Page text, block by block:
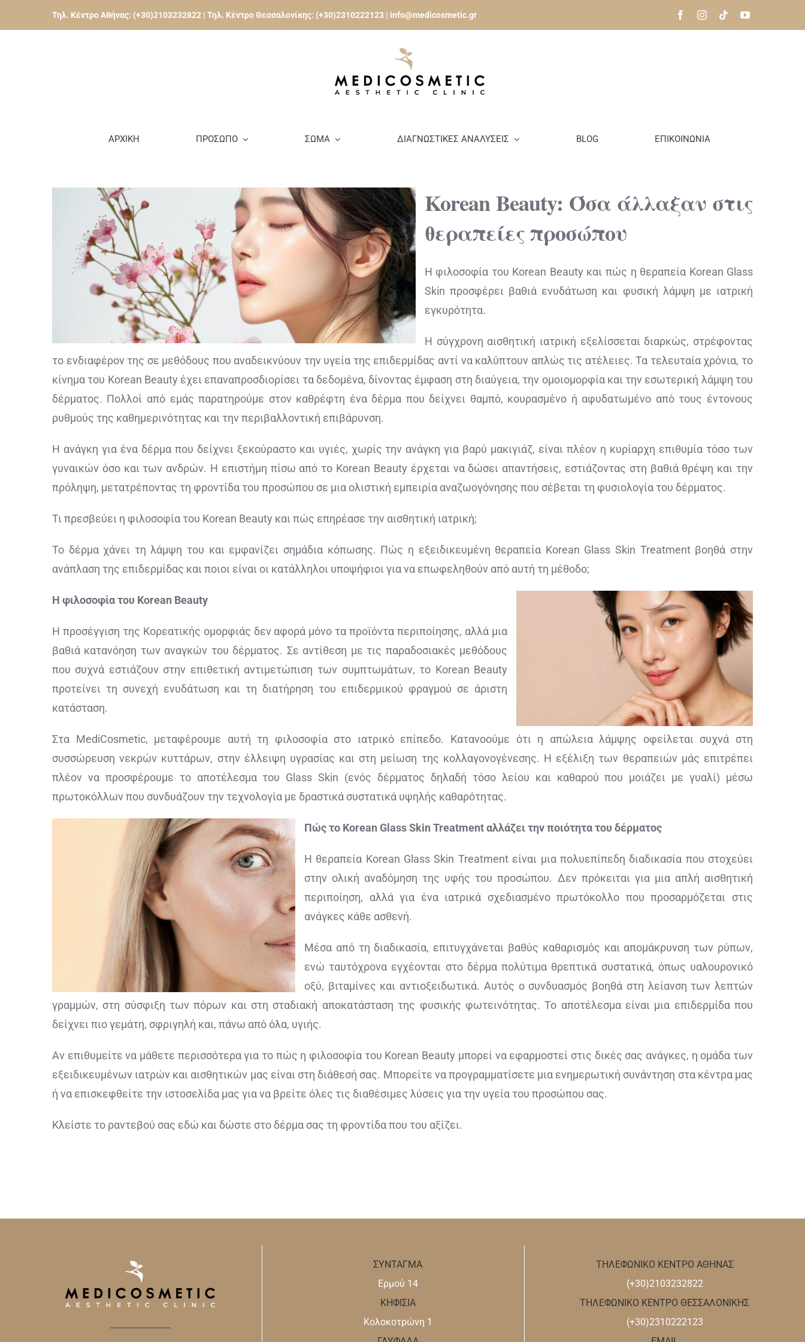
to
Τηλ. Κέντρο Αθήνας: (+30)2103232822| Τηλ. Κέντρο Θεσσαλονίκης: (+30)2310222123| info@medicosmetic.gr
ΑΡΧΙΚΗ ΠΡΟΣΩΠΟ ΣΩΜΑ ΔΙΑΓΝΩΣΤΙΚΕΣ ΑΝΑΛΥΣΕΙΣ BLOG ΕΠΙΚΟΙΝΩΝΙΑ
Korean Beauty: Όσα άλλαξαν στις
θεραπείες προσώπου
H φιλοσοφία του Korean Beauty και πώς η θεραπεία Korean Glass
Skin προσφέρει βαθιά ενυδάτωση και φυσική λάμψη με ιατρική
εγκυρότητα.
Η σύγχρονη αισθητική ιατρική εξελίσσεται διαρκώς, στρέφοντας
το ενδιαφέρον της σε μεθόδους που αναδεικνύουν την υγεία της επιδερμίδας αντί να καλύπτουν απλώς τις ατέλειες. Τα τελευταία χρόνια, το
κίνημα του Korean Beauty έχει επαναπροσδιορίσει τα δεδομένα, δίνοντας έμφαση στη διαύγεια, την ομοιομορφία και την εσωτερική λάμψη του
δέρματος. Πολλοί από εμάς παρατηρούμε στον καθρέφτη ένα δέρμα που δείχνει θαμπό, κουρασμένο ή αφυδατωμένο από τους έντονους
ρυθμούς της καθημερινότητας και την περιβαλλοντική επιβάρυνση.
Η ανάγκη για ένα δέρμα που δείχνει ξεκούραστο και υγιές, χωρίς την ανάγκη για βαρύ μακιγιάζ, είναι πλέον η κυρίαρχη επιθυμία τόσο των
γυναικών όσο και των ανδρών. Η επιστήμη πίσω από το Korean Beauty έρχεται να δώσει απαντήσεις, εστιάζοντας στη βαθιά θρέψη και την
πρόληψη, μετατρέποντας τη φροντίδα του προσώπου σε μια ολιστική εμπειρία αναζωογόνησης που σέβεται τη φυσιολογία του δέρματος.
Τι πρεσβεύει η φιλοσοφία του Korean Beauty και πώς επηρέασε την αισθητική ιατρική;
Το δέρμα χάνει τη λάμψη του και εμφανίζει σημάδια κόπωσης. Πώς η εξειδικευμένη θεραπεία Korean Glass Skin Treatment βοηθά στην
ανάπλαση της επιδερμίδας και ποιοι είναι οι κατάλληλοι υποψήφιοι για να επωφεληθούν από αυτή τη μέθοδο;
Η φιλοσοφία του Korean Beauty
Η προσέγγιση της Κορεατικής ομορφιάς δεν αφορά μόνο τα προϊόντα περιποίησης, αλλά μια
βαθιά κατανόηση των αναγκών του δέρματος. Σε αντίθεση με τις παραδοσιακές μεθόδους
που συχνά εστιάζουν στην επιθετική αντιμετώπιση των συμπτωμάτων, το Korean Beauty
προτείνει τη συνεχή ενυδάτωση και τη διατήρηση του επιδερμικού φραγμού σε άριστη
κατάσταση.
Στα MediCosmetic, μεταφέρουμε αυτή τη φιλοσοφία στο ιατρικό επίπεδο. Κατανοούμε ότι η απώλεια λάμψης οφείλεται συχνά στη
συσσώρευση νεκρών κυττάρων, στην έλλειψη υγρασίας και στη μείωση της κολλαγονογένεσης. Η εξέλιξη των θεραπειών μάς επιτρέπει
πλέον να προσφέρουμε το αποτέλεσμα του Glass Skin (ενός δέρματος δηλαδή τόσο λείου και καθαρού που μοιάζει με γυαλί) μέσω
πρωτοκόλλων που συνδυάζουν την τεχνολογία με δραστικά συστατικά υψηλής καθαρότητας.
Πώς το Korean Glass Skin Treatment αλλάζει την ποιότητα του δέρματος
Η θεραπεία Korean Glass Skin Treatment είναι μια πολυεπίπεδη διαδικασία που στοχεύει
στην ολική αναδόμηση της υφής του προσώπου. Δεν πρόκειται για μια απλή αισθητική
περιποίηση, αλλά για ένα ιατρικά σχεδιασμένο πρωτόκολλο που προσαρμόζεται στις
ανάγκες κάθε ασθενή.
Μέσα από τη διαδικασία, επιτυγχάνεται βαθύς καθαρισμός και απομάκρυνση των ρύπων,
ενώ ταυτόχρονα εγχέονται στο δέρμα πολύτιμα θρεπτικά συστατικά, όπως υαλουρονικό
οξύ, βιταμίνες και αντιοξειδωτικά. Αυτός ο συνδυασμός βοηθά στη λείανση των λεπτών
γραμμών, στη σύσφιξη των πόρων και στη σταδιακή αποκατάσταση της φυσικής φωτεινότητας. Το αποτέλεσμα είναι μια επιδερμίδα που
δείχνει πιο γεμάτη, σφριγηλή και, πάνω από όλα, υγιής.
Αν επιθυμείτε να μάθετε περισσότερα για το πώς η φιλοσοφία του Korean Beauty μπορεί να εφαρμοστεί στις δικές σας ανάγκες, η ομάδα των
εξειδικευμένων ιατρών και αισθητικών μας είναι στη διάθεσή σας. Μπορείτε να προγραμματίσετε μια ενημερωτική συνάντηση στα κέντρα μας
ή να επισκεφθείτε την ιστοσελίδα μας για να βρείτε όλες τις διαθέσιμες λύσεις για την υγεία του προσώπου σας.
Κλείστε το ραντεβού σας εδώ και δώστε στο δέρμα σας τη φροντίδα που του αξίζει.
ΣΥΝΤΑΓΜΑ
Ερμού 14
ΚΗΦΙΣΙΑ
Κολοκοτρώνη 1
ΤΗΛΕΦΩΝΙΚΟ ΚΕΝΤΡΟ ΑΘΗΝΑΣ
(+30)2103232822
ΤΗΛΕΦΩΝΙΚΟ ΚΕΝΤΡΟ ΘΕΣΣΑΛΟΝΙΚΗΣ
(+30)2310222123